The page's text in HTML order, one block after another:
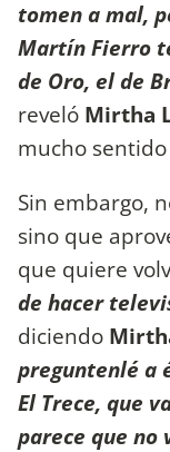
tomen a mal,
Martín Fierro
de Oro, el de
reveló Mirtha
mucho
Sin embargo,
sino que
que quiere
de hacer
diciendo
preguntenlé a
El Trece, que
parece que no